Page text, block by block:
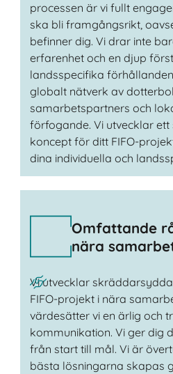
processen är vi fullt
ska bli framgångsrikt,
befinner dig. Vi drar inte
erfarenhet och en djup
landsspecifika
globalt nätverk av
samarbetspartners och
förfogande. Vi utvecklar
koncept för ditt FIFO-
dina individuella och
Omfattande
nära
Vi utvecklar
FIFO-projekt i nära
värdesätter vi en ärlig och
kommunikation. Vi ger dig
från start till mål. Vi är
bästa lösningarna skapas